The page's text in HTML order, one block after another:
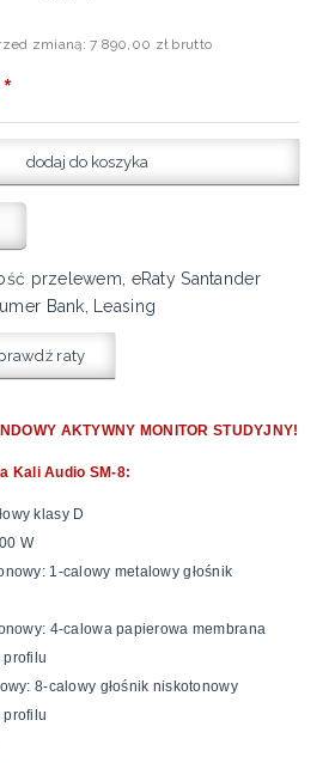
zmianą:7 890,00 zł brutto
dodaj do koszyka
przelewem, eRaty Santander
Bank, Leasing
raty
AKTYWNY MONITOR STUDYJNY!
Kali Audio SM-8:
klasy D
W
1-calowy metalowy głośnik
4-calowa papierowa membrana
profilu
8-calowy głośnik niskotonowy
profilu